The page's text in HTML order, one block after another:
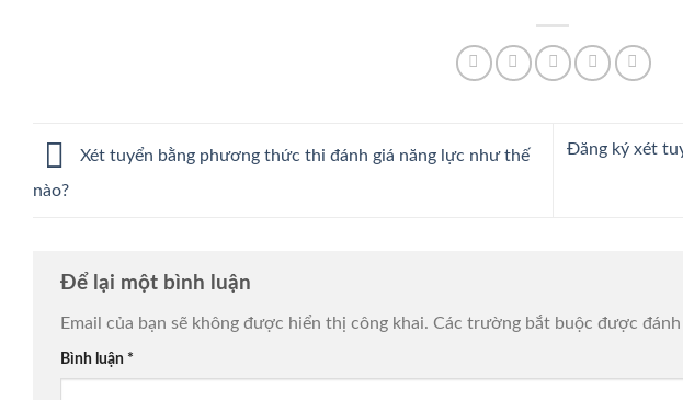
Xét tuyển bằng phương thức thi đánh giá năng lực như thế
nào?
Đăng ký xét
Để lại một bình luận
Email của bạn sẽ không được hiển thị công khai. Các trường bắt buộc được đánh
Bình luận *